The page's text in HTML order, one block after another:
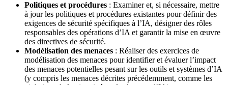
Politiques et procédures : Examiner et, si nécessaire, mettre
à jour les politiques et procédures existantes pour définir des
exigences de sécurité spécifiques à l’IA, désigner des rôles
responsables des opérations d’IA et garantir la mise en œuvre
des directives de sécurité.
Modélisation des menaces : Réaliser des exercices de
modélisation des menaces pour identifier et évaluer l’impact
des menaces potentielles pesant sur les outils et systèmes d’IA
(y compris les menaces décrites précédemment, comme les